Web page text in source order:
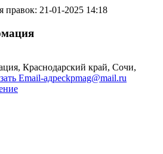
правок: 21-01-2025 14:18
, Краснодарский край, Сочи,
Email-адресkpmag@mail.ru